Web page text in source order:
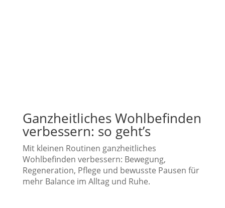
Ganzheitliches Wohlbefinden
verbessern: so geht’s
Mit kleinen Routinen ganzheitliches
Wohlbefinden verbessern: Bewegung,
Regeneration, Pflege und bewusste Pausen für
mehr Balance im Alltag und Ruhe.